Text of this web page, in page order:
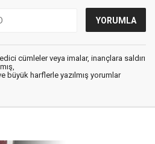
cümleler veya imalar, inançlara saldırı
büyük harflerle yazılmış yorumlar